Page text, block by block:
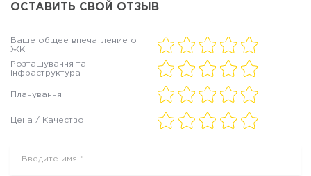
ОСТАВИТЬ СВОЙ ОТЗЫВ
Ваше общее впечатление о
ЖК
Розташування та
інфраструктура
Планування
Цена / Качество